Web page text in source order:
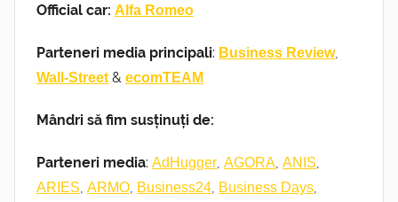
Official car: Alfa Romeo
Parteneri media principali: Business Review,
Wall-Street& ecomTEAM
Mândri să fim susținuți de:
Parteneri media: AdHugger, AGORA, ANIS,
ARIES, ARMO, Business24, Business Days,